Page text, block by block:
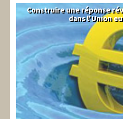
Construire une réponse
dans l'Union